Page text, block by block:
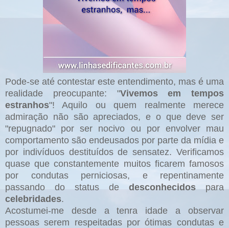
Pode-se até contestar este entendimento, mas é uma
realidade preocupante: "Vivemos em tempos
estranhos"! Aquilo ou quem realmente merece
admiração não são apreciados, e o que deve ser
"repugnado" por ser nocivo ou por envolver mau
comportamento são endeusados por parte da mídia e
por indivíduos destituídos de sensatez. Verificamos
quase que constantemente muitos ficarem famosos
por condutas perniciosas, e repentinamente
passando do status de desconhecidospara
celebridades.
Acostumei-me desde a tenra idade a observar
pessoas serem respeitadas por ótimas condutas e